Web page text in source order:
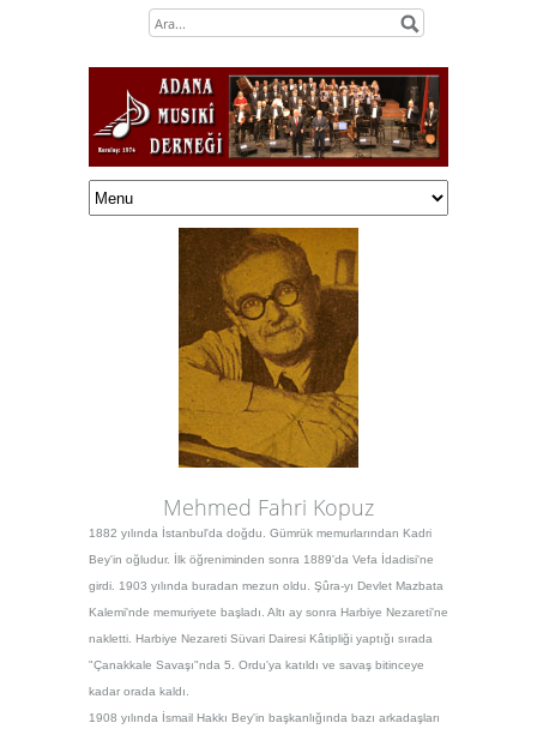
Mehmed Fahri Kopuz
1882 yılında İstanbul'da doğdu. Gümrük memurlarından Kadri
Bey'in oğludur. İlk öğreniminden sonra 1889'da Vefa İdadisi'ne
girdi. 1903 yılında buradan mezun oldu. Şûra-yı Devlet Mazbata
Kalemi'nde memuriyete başladı. Altı ay sonra Harbiye Nezareti'ne
nakletti. Harbiye Nezareti Süvari Dairesi Kâtipliği yaptığı sırada
"Çanakkale Savaşı"nda 5. Ordu'ya katıldı ve savaş bitinceye
kadar orada kaldı.
1908 yılında İsmail Hakkı Bey'in başkanlığında bazı arkadaşları